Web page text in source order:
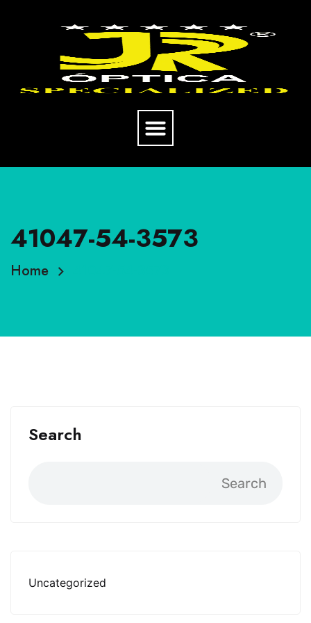
41047-54-3573
Home
Search
Search
Uncategorized